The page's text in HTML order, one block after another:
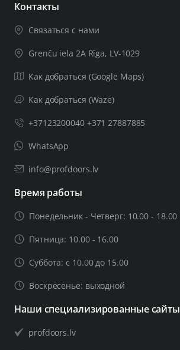
Контакты
Связаться с нами
Grenču iela 2A Rīga, LV-1029
Как добраться (Google Maps)
Как добраться (Waze)
+37123200040 +371 27887885
WhatsApp
info@profdoors.lv
Время работы
Понедельник - Четверг: 10.00 - 18.00
Пятница: 10.00 - 16.00
Суббота: с 10.00 до 15.00
Воскресенье: выходной
Наши специализированные сайты
profdoors.lv